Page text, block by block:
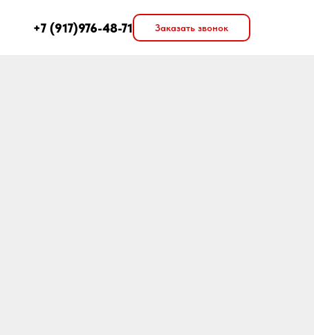
+7 (917)976-48-71 Заказать звонок